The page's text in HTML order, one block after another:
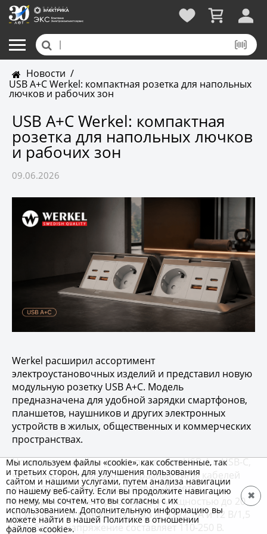
Новости /
USB A+C Werkel: компактная розетка для напольных
лючков и рабочих зон
USB A+C Werkel: компактная
розетка для напольных лючков
и рабочих зон
09.06.2026
Werkel расширил ассортимент
электроустановочных изделий и представил новую
модульную розетку USB A+C. Модель
предназначена для удобной зарядки смартфонов,
планшетов, наушников и других электронных
устройств в жилых, общественных и коммерческих
пространствах.
Новинка оснащена двумя портами - USB-A и USB-C,
что позволяет подключать разные типы кабелей
без дополнительных адаптеров. Розетка
поддерживает быструю зарядку мощностью до 20
Вт и работает в режимах 5 В/3 А, 9 В/2,1 А и 12 В/1,5
А. Рабочее напряжение составляет 110-250 В.
Мы используем файлы «cookie», как собственные, так
и третьих сторон, для улучшения пользования
сайтом и нашими услугами, путем анализа навигации
по нашему веб-сайту. Если вы продолжите навигацию
по нему, мы сочтем, что вы согласны с их
использованием. Дополнительную информацию вы
можете найти в нашей Политике в отношении
файлов «cookie».
✖